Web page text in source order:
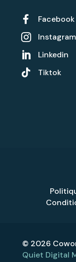
 Facebook
 Instagram

Linkedin

Tiktok
© 2026
Quiet Digital